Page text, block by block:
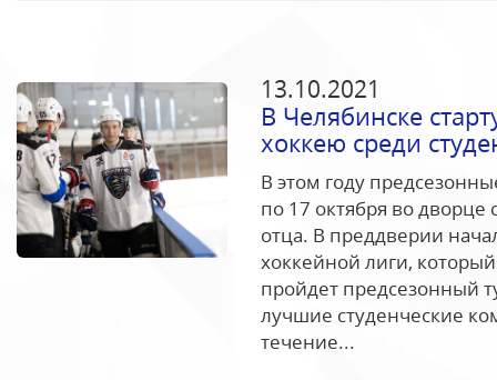
13.10.2021
В Челябинске
хоккею среди
В этом году
по 17 октября во
отца. В преддверии
хоккейной лиги,
пройдет предсезонный
лучшие студенческие
течение...